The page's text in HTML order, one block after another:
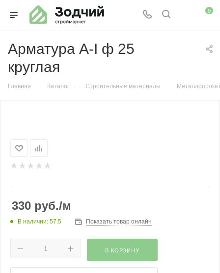
0
Арматура А-I ф 25
круглая
Главная — Каталог — Строительные материалы —
330 руб./м
В наличии: 57.5 Показать товар онлайн
В КОРЗИНУ